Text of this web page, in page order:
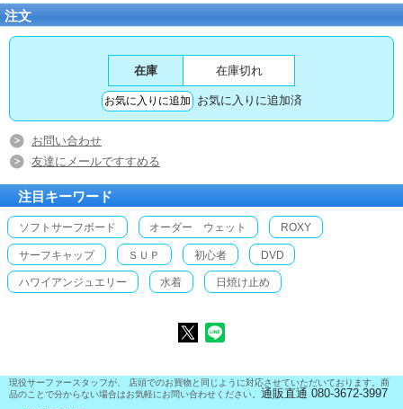
注文
在庫 在庫切れ
お気に入りに追加済
お問い合わせ
友達にメールですすめる
注目キーワード
ソフトサーフボード オーダー ウェット ROXY
サーフキャップ ＳＵＰ 初心者 DVD
ハワイアンジュエリー 水着 日焼け止め
現役サーファースタッフが、 店頭でのお買物と同じように対応させていただいております。商
品のことで分からない場合はお気軽にお問い合わせください。 通販直通 080-3672-3997